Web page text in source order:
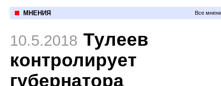
МНЕНИЯ Все
10.5.2018 Тулеев
контролирует
губернатора